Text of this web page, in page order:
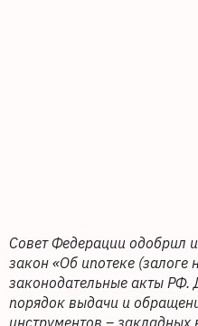
Совет Федерации одобрил
закон «Об ипотеке (залоге
законодательные акты РФ.
порядок выдачи и